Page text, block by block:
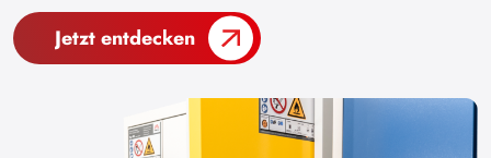
Jetzt entdecken